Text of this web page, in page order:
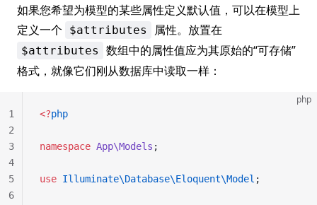
如果您希望为模型的某些属性定义默认值，可以在模型上
定义一个
$attributes 属性。放置在
$attributes
数组中的属性值应为其原始的“可存储”
格式，就像它们刚从数据库中读取一样：
php
<?php
namespace App\Models ;
use Illuminate\Database\Eloquent\Model ;
1
2
3
4
5
6